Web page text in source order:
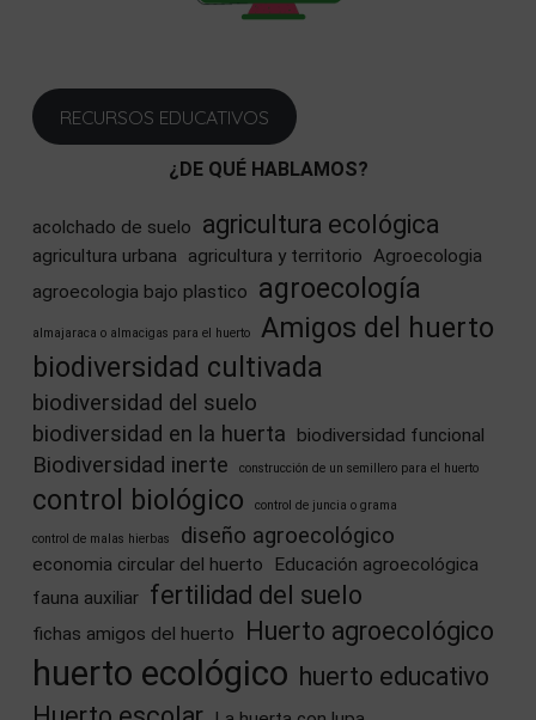
RECURSOS EDUCATIVOS
¿DE QUÉ HABLAMOS?
acolchado de suelo agricultura ecológica
agricultura urbana agricultura y territorio Agroecologia
agroecologia bajo plastico
agroecología
almajaraca o almacigas para el huerto
Amigos del huerto
biodiversidad cultivada
biodiversidad del suelo
biodiversidad en la huerta
biodiversidad funcional
Biodiversidad inerte construcción de un semillero para el huerto
control biológico control de juncia o grama
control de malas hierbas diseño agroecológico
economia circular del huerto
Educación agroecológica
fauna auxiliar fertilidad del suelo
fichas amigos del huerto Huerto agroecológico
huerto ecológico huerto educativo